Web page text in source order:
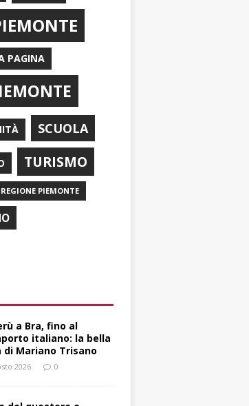
PAGINA
SCUOLA
TURISMO
PIEMONTE
a Bra, fino al
italiano: la bella
di Mariano Trisano
2026 0